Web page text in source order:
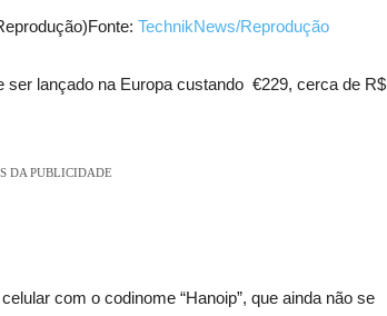
TechnikNews/Reprodução
lançado na Europa custando €229, cerca de R$
DA PUBLICIDADE
com o codinome “Hanoip”, que ainda não se